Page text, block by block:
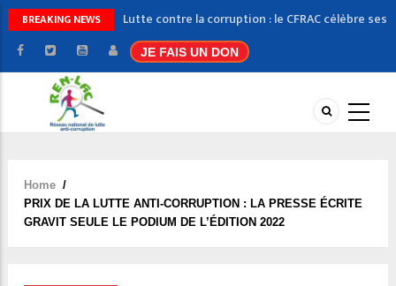
BREAKING NEWS
Lutte contre la corruption : le CFRAC célèbre ses
nouveaux experts
Management anti-corruption : le REN-LAC lance
Message de nouvel an du Secrétaire exécutif
JNRC 2025 : le REN-LAC jette un regard sur la
JE FAIS UN DON
Breadcrumb
Home /
PRIX DE LA LUTTE ANTI-CORRUPTION : LA PRESSE ÉCRITE
GRAVIT SEULE LE PODIUM DE L’ÉDITION 2022